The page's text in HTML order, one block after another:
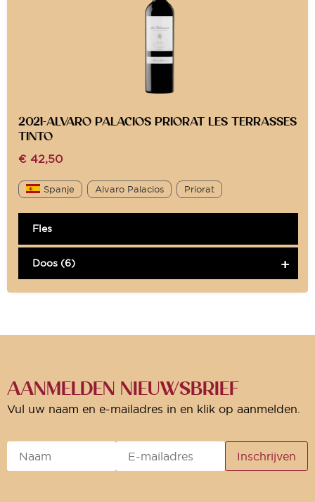
2021-ALVARO PALACIOS PRIORAT LES TERRASSES
TINTO
€ 42,50
Spanje Alvaro Palacios Priorat
Fles
Doos (6)
AANMELDEN NIEUWSBRIEF
Vul uw naam en e-mailadres in en klik op aanmelden.